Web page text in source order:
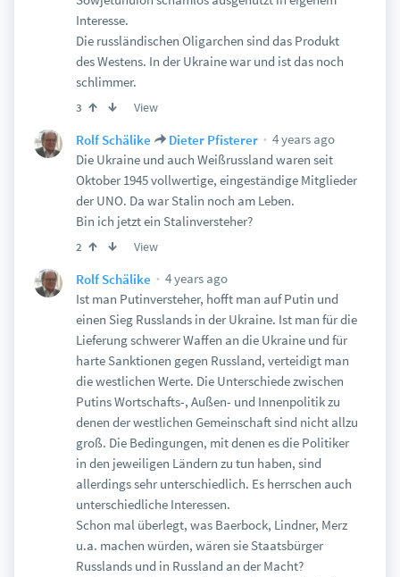
Interesse.
Die russländischen Oligarchen sind das Produkt
des Westens. In der Ukraine war und ist das noch
schlimmer.
3 View
Rolf Schälike Dieter Pfisterer
4 years ago
Die Ukraine und auch Weißrussland waren seit
Oktober 1945 vollwertige, eingeständige Mitglieder
der UNO. Da war Stalin noch am Leben.
Bin ich jetzt ein Stalinversteher?
2 View
Rolf Schälike
4 years ago
Ist man Putinversteher, hofft man auf Putin und
einen Sieg Russlands in der Ukraine. Ist man für die
Lieferung schwerer Waffen an die Ukraine und für
harte Sanktionen gegen Russland, verteidigt man
die westlichen Werte. Die Unterschiede zwischen
Putins Wortschafts-, Außen- und Innenpolitik zu
denen der westlichen Gemeinschaft sind nicht allzu
groß. Die Bedingungen, mit denen es die Politiker
in den jeweiligen Ländern zu tun haben, sind
allerdings sehr unterschiedlich. Es herrschen auch
unterschiedliche Interessen.
Schon mal überlegt, was Baerbock, Lindner, Merz
u.a. machen würden, wären sie Staatsbürger
Russlands und in Russland an der Macht?